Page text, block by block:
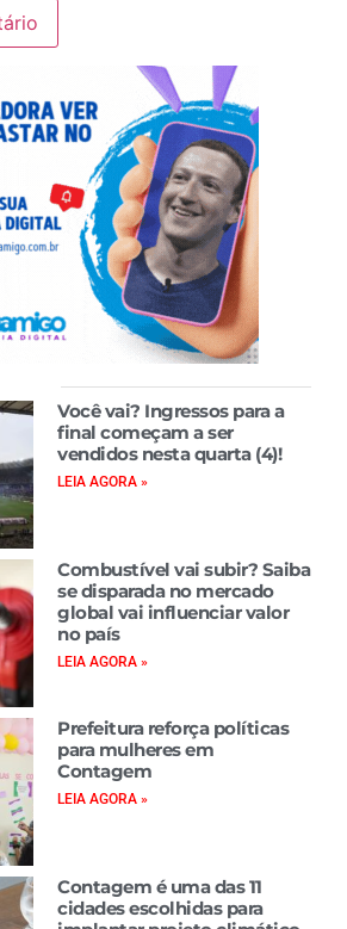
Você vai? Ingressos para a
final começam a ser
vendidos nesta quarta (4)!
LEIA AGORA »
Combustível vai subir? Saiba
se disparada no mercado
global vai influenciar valor
no país
LEIA AGORA »
Prefeitura reforça políticas
para mulheres em
Contagem
LEIA AGORA »
Contagem é uma das 11
cidades escolhidas para